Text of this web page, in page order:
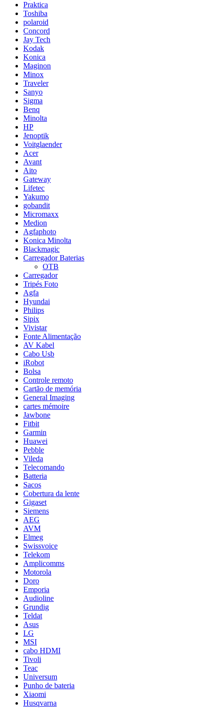
Praktica
Toshiba
polaroid
Concord
Jay Tech
Kodak
Konica
Maginon
Minox
Traveler
Sanyo
Sigma
Benq
Minolta
HP
Jenoptik
Voitglaender
Acer
Avant
Aito
Gateway
Lifetec
Yakumo
gobandit
Micromaxx
Medion
Agfaphoto
Konica Minolta
Blackmagic
Carregador Baterias
OTB
Carregador
Tripés Foto
Agfa
Hyundai
Philips
Sipix
Vivistar
Fonte Alimentação
AV Kabel
Cabo Usb
iRobot
Bolsa
Controle remoto
Cartão de memória
General Imaging
cartes mémoire
Jawbone
Fitbit
Garmin
Huawei
Pebble
Vileda
Telecomando
Batteria
Sacos
Cobertura da lente
Gigaset
Siemens
AEG
AVM
Elmeg
Swissvoice
Telekom
Amplicomms
Motorola
Doro
Emporia
Audioline
Grundig
Teldat
Asus
LG
MSI
cabo HDMI
Tivoli
Teac
Universum
Punho de bateria
Xiaomi
Husqvarna